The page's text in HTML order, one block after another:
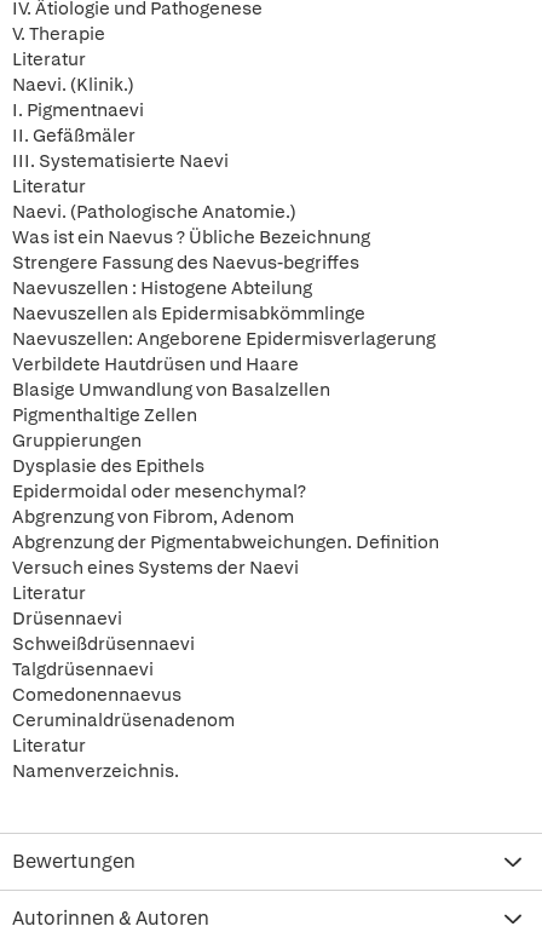
IV. Ätiologie und Pathogenese
V. Therapie
Literatur
Naevi. (Klinik.)
I. Pigmentnaevi
II. Gefäßmäler
III. Systematisierte Naevi
Literatur
Naevi. (Pathologische Anatomie.)
Was ist ein Naevus ? Übliche Bezeichnung
Strengere Fassung des Naevus-begriffes
Naevuszellen : Histogene Abteilung
Naevuszellen als Epidermisabkömmlinge
Naevuszellen: Angeborene Epidermisverlagerung
Verbildete Hautdrüsen und Haare
Blasige Umwandlung von Basalzellen
Pigmenthaltige Zellen
Gruppierungen
Dysplasie des Epithels
Epidermoidal oder mesenchymal?
Abgrenzung von Fibrom, Adenom
Abgrenzung der Pigmentabweichungen. Definition
Versuch eines Systems der Naevi
Literatur
Drüsennaevi
Schweißdrüsennaevi
Talgdrüsennaevi
Comedonennaevus
Ceruminaldrüsenadenom
Literatur
Namenverzeichnis.
Bewertungen
Autorinnen & Autoren